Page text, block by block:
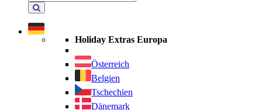
Holiday
Extras
durchsuchen
Holiday Extras Europa
Österreich
Belgien
Tschechien
Dänemark